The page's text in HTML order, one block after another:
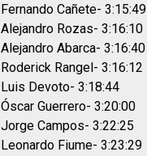
Fernando Cañete- 3:15:49
Alejandro Rozas- 3:16:10
Alejandro Abarca- 3:16:40
Roderick Rangel- 3:16:12
Luis Devoto- 3:18:44
Óscar Guerrero- 3:20:00
Jorge Campos- 3:22:25
Leonardo Fiume- 3:23:29